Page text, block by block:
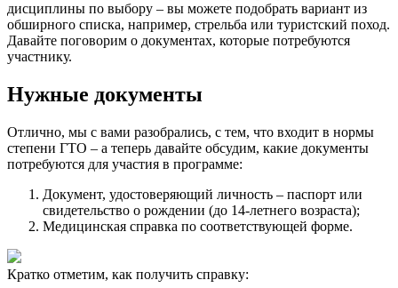
дисциплины по выбору – вы можете подобрать вариант из
обширного списка, например, стрельба или туристский поход.
Давайте поговорим о документах, которые потребуются
участнику.
Нужные документы
Отлично, мы с вами разобрались, с тем, что входит в нормы
степени ГТО – а теперь давайте обсудим, какие документы
потребуются для участия в программе:
Документ, удостоверяющий личность – паспорт или
свидетельство о рождении (до 14-летнего возраста);
Медицинская справка по соответствующей форме.
Кратко отметим, как получить справку: